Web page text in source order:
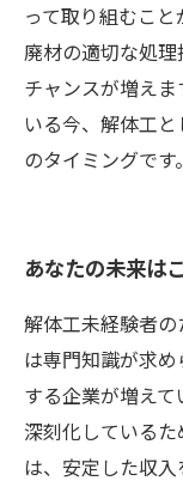
って取り組むこ
廃材の適切な処
チャンスが増え
いる今、解体工
のタイミングです。
あなたの未来は
解体工未経験者
は専門知識が求
する企業が増え
深刻化している
は、安定した収